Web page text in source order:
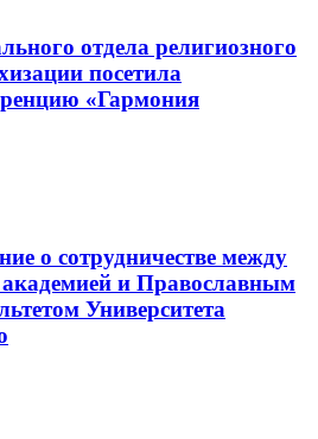
отдела религиозного
посетила
«Гармония
о сотрудничестве между
и Православным
Университета